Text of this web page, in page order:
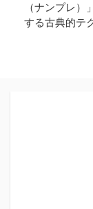
（ナンプレ
する古典的テ